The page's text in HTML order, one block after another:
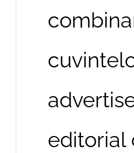
editorial